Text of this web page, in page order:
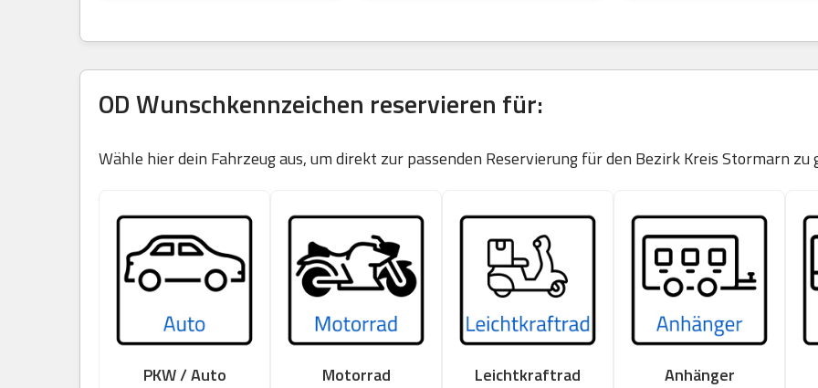
OD Wunschkennzeichen reservieren für:
Wähle hier dein Fahrzeug aus, um direkt zur passenden Reservierung für den Bezirk Kreis Stormarn zu
PKW / Auto Motorrad Leichtkraftrad Anhänger